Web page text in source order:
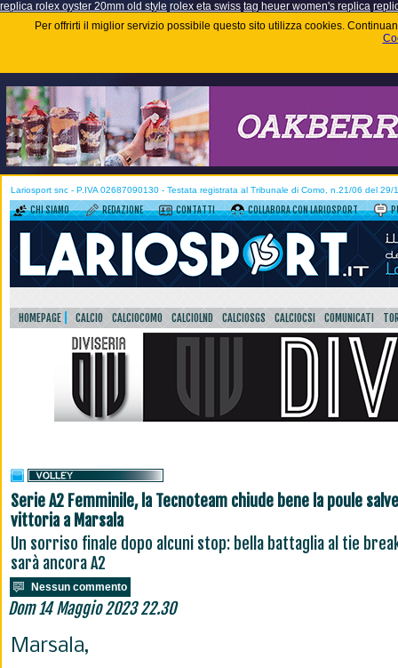
replica rolex oyster 20mm old style rolex eta swiss tag heuer women's replica
Per offrirti il miglior servizio possibile questo sito utilizza cookies.
Lariosport snc - P.IVA 02687090130 - Testata registrata al Tribunale di Como, n.21/06 del 29/
CHI SIAMO REDAZIONE CONTATTI COLLABORA CON LARIOSPORT
HOMEPAGE CALCIO CALCIOCOMO CALCIOLND CALCIOSGS CALCIOCSI COMUNICATI
Serie A2 Femminile, la Tecnoteam chiude bene la poule
vittoria a Marsala
Un sorriso finale dopo alcuni stop: bella battaglia al tie
sarà ancora A2
Nessun commento
Dom 14 Maggio 2023 22.30
Marsala,